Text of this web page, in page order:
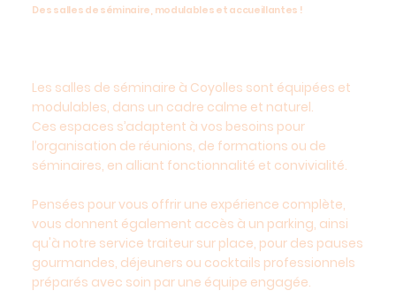
Des salles de séminaire, modulables et accueillantes !
Les salles de séminaire à Coyolles sont équipées et
modulables, dans un cadre calme et naturel.
Ces espaces s’adaptent à vos besoins pour
l’organisation de réunions, de formations ou de
séminaires, en alliant fonctionnalité et convivialité.
Pensées pour vous offrir une expérience complète,
vous donnent également accès à un parking, ainsi
qu'à notre service traiteur sur place, pour des pauses
gourmandes, déjeuners ou cocktails professionnels
préparés avec soin par une équipe engagée.